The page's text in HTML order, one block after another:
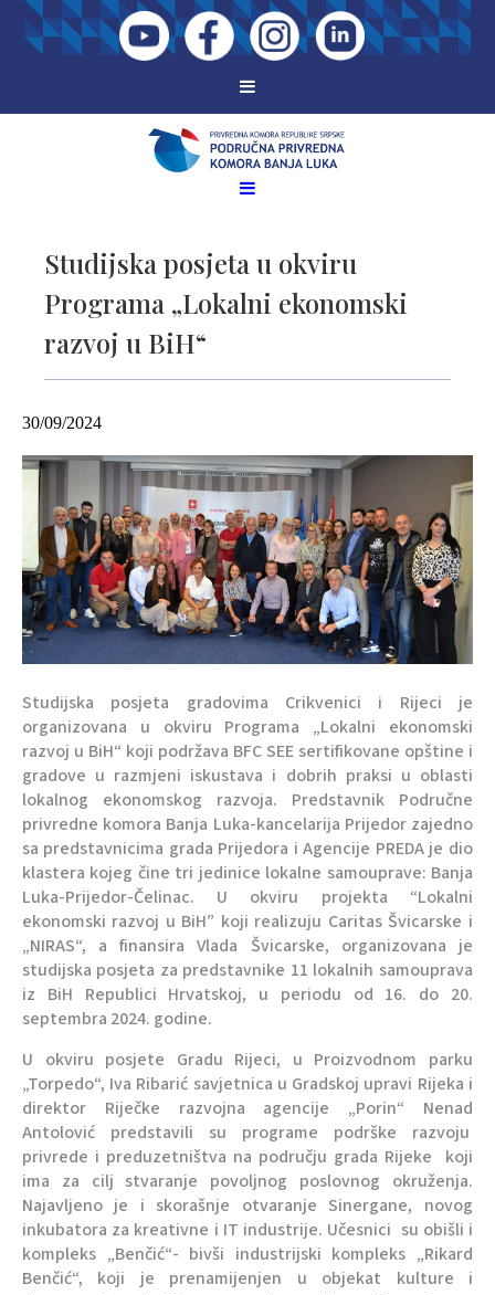
Studijska posjeta u okviru
Programa „Lokalni ekonomski
razvoj u BiH“
30/09/2024
Studijska posjeta gradovima Crikvenici i Rijeci je
organizovana u okviru Programa „Lokalni ekonomski
razvoj u BiH“ koji podržava BFC SEE sertifikovane opštine i
gradove u razmjeni iskustava i dobrih praksi u oblasti
lokalnog ekonomskog razvoja. Predstavnik Područne
privredne komora Banja Luka-kancelarija Prijedor zajedno
sa predstavnicima grada Prijedora i Agencije PREDA je dio
klastera kojeg čine tri jedinice lokalne samouprave: Banja
Luka-Prijedor-Čelinac. U okviru projekta “Lokalni
ekonomski razvoj u BiH” koji realizuju Caritas Švicarske i
„NIRAS“, a finansira Vlada Švicarske, organizovana je
studijska posjeta za predstavnike 11 lokalnih samouprava
iz BiH Republici Hrvatskoj, u periodu od 16. do 20.
septembra 2024. godine.
U okviru posjete Gradu Rijeci, u Proizvodnom parku
„Torpedo“, Iva Ribarić savjetnica u Gradskoj upravi Rijeka i
direktor Riječke razvojna agencije „Porin“ Nenad
Antolović predstavili su programe podrške razvoju
privrede i preduzetništva na području grada Rijeke koji
ima za cilj stvaranje povoljnog poslovnog okruženja.
Najavljeno je i skorašnje otvaranje Sinergane, novog
inkubatora za kreativne i IT industrije. Učesnici su obišli i
kompleks „Benčić“- bivši industrijski kompleks „Rikard
Benčić“, koji je prenamijenjen u objekat kulture i